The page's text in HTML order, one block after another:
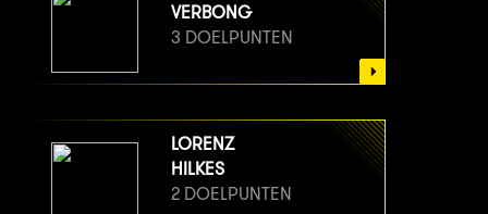
VERBONG
3 DOELPUNTEN
LORENZ
HILKES
2 DOELPUNTEN